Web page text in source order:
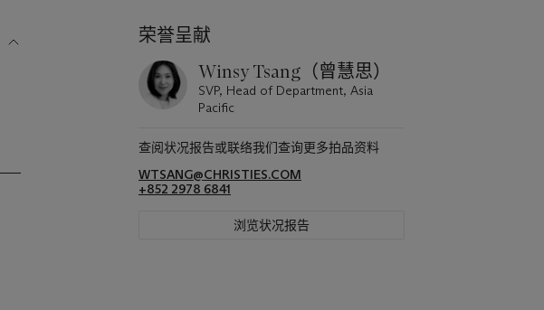
荣誉呈献
Winsy Tsang（曾慧思）
SVP, Head of Department, Asia
Pacific
查阅状况报告或联络我们查询更多拍品资料
WTSANG@CHRISTIES.COM
+852 2978 6841
浏览状况报告